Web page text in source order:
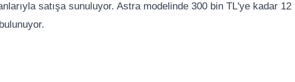
satışa sunuluyor. Astra modelinde 300 bin TL'ye kadar 12